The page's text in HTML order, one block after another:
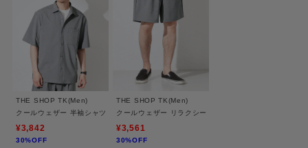
はもちろん、
同素材系の半袖シャツと合わせたセットアップ風の着こなしにもおすすめで
す。
シャツをタックインしたすっきりした着こなしや、サンダル・スニーカーと
合わせた軽快な夏スタイルにも相性よく活躍します。
【仕様】
・ポケット数：横×2 後ろ×2
・前ファスナー
THE SHOP TK(Men)
クールウェザー 半袖シャツ 接触冷感／洗濯機OK／セットアップ可
¥3,842
30%OFF
THE SHOP TK(Men)
クールウェザー リラクシーイージーショートパンツ 接
¥3,561
30%OFF